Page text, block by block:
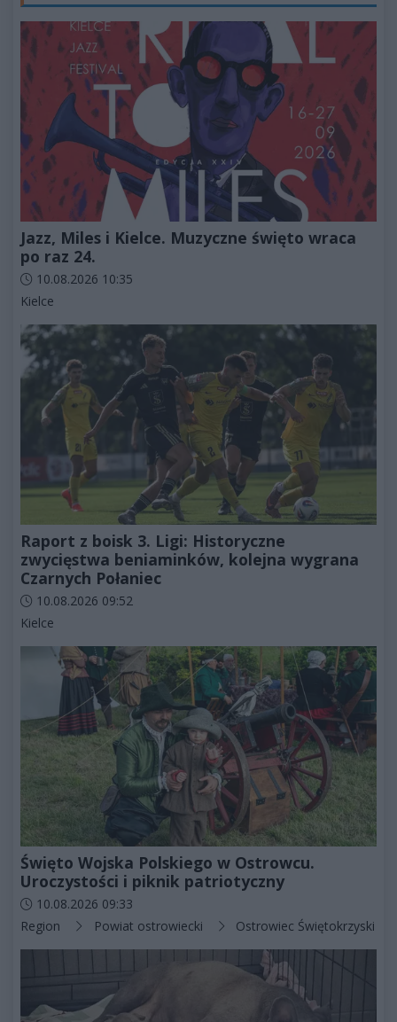
Jazz, Miles i Kielce. Muzyczne święto wraca
po raz 24.
Data dodania artykułu:
10.08.2026 10:35
Kategorie artykułu:
Kielce
Raport z boisk 3. Ligi: Historyczne
zwycięstwa beniaminków, kolejna wygrana
Czarnych Połaniec
Data dodania artykułu:
10.08.2026 09:52
Kategorie artykułu:
Kielce
Święto Wojska Polskiego w Ostrowcu.
Uroczystości i piknik patriotyczny
Data dodania artykułu:
10.08.2026 09:33
Kategorie artykułu:
Region Powiat ostrowiecki Ostrowiec Świętokrzyski